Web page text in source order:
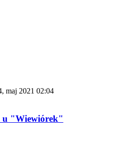
maj 2021 02:04
u "Wiewiórek"